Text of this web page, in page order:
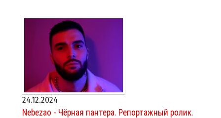
24.12.2024
Nebezao - Чёрная пантера. Репортажный ролик.